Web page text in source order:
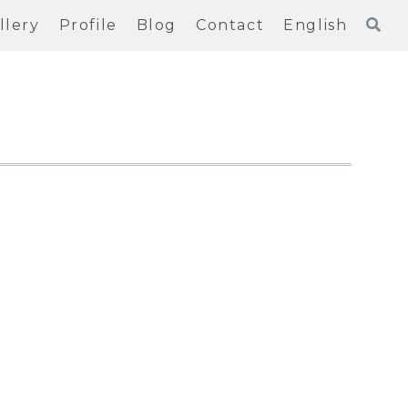
Profile Blog Contact English